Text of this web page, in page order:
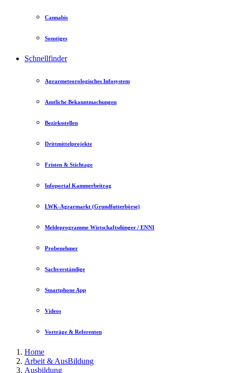
Cannabis
Sonstiges
Schnellfinder
Agrarmeteorologisches Infosystem
Amtliche Bekanntmachungen
Bezirksstellen
Drittmittelprojekte
Fristen & Stichtage
Infoportal Kammerbeitrag
LWK-Agrarmarkt (Grundfutterbörse)
Meldeprogramme Wirtschaftsdünger / ENNI
Probenehmer
Sachverständige
Smartphone App
Videos
Vorträge & Referenten
Home
Arbeit & AusBildung
Ausbildung